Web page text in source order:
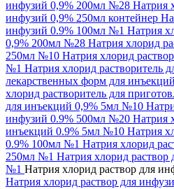
инфузий 0,9% 200мл №28 Натрия
инфузий 0,9% 250мл контейнер
инфузий 0.9% 100мл №1 Натрия
0,9% 200мл №28 Натрия хлорид
250мл №10 Натрия хлорид
№1 Натрия хлорид растворитель
лекарственных форм для
хлорид растворитель для
для инъекций 0,9% 5мл №10
инфузий 0.9% 500мл №20 Натрия
инъекций 0.9% 5мл №10 Натрия
0.9% 100мл №1 Натрия хлорид
250мл №1 Натрия хлорид
№1 Натрия хлорид раствор для
Натрия хлорид раствор для